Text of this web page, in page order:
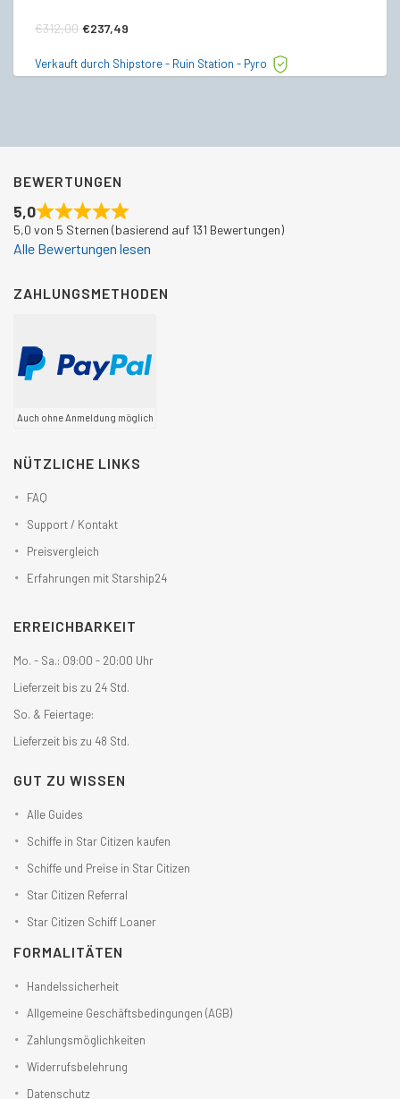
€312,00 Ursprünglicher
war:
€237,49
ist:
Verkauft durch Shipstore - Ruin Station - Pyro
BEWERTUNGEN
5,0
5,0 von 5 Sternen (basierend auf 131 Bewertungen)
Alle Bewertungen lesen
ZAHLUNGSMETHODEN
Auch ohne Anmeldung möglich
NÜTZLICHE LINKS
FAQ
Support / Kontakt
Preisvergleich
Erfahrungen mit Starship24
ERREICHBARKEIT
Mo. - Sa.: 09:00 - 20:00 Uhr
Lieferzeit bis zu 24 Std.
So. & Feiertage:
Lieferzeit bis zu 48 Std.
GUT ZU WISSEN
Alle Guides
Schiffe in Star Citizen kaufen
Schiffe und Preise in Star Citizen
Star Citizen Referral
Star Citizen Schiff Loaner
FORMALITÄTEN
Handelssicherheit
Allgemeine Geschäftsbedingungen (AGB)
Zahlungsmöglichkeiten
Widerrufsbelehrung
Datenschutz